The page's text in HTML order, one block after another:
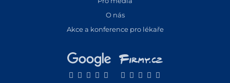
O nás
Akce a konference pro lékaře